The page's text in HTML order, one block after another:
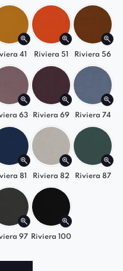
i modnych
się w aranżacjach
skandynawskich.
sofa premium
przestrzeni.
zestaw
do Twojego stylu!
41 Riviera 51 Riviera 56
63 Riviera 69 Riviera 74
81 Riviera 82 Riviera 87
97 Riviera 100